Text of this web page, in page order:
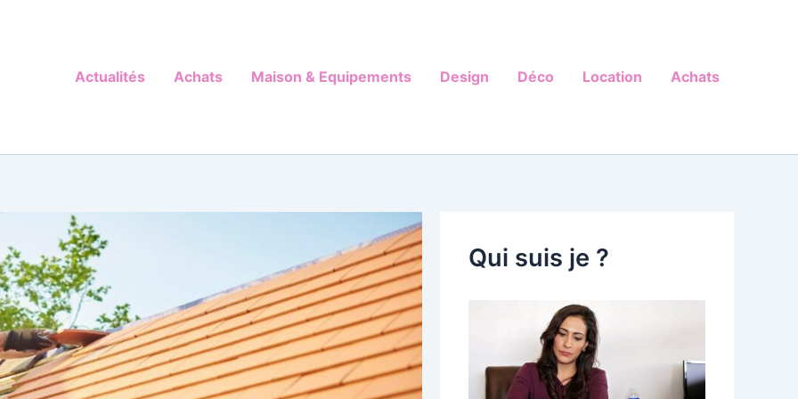
Actualités
Achats Maison & Equipements Design Déco Location Achats
Qui suis je ?